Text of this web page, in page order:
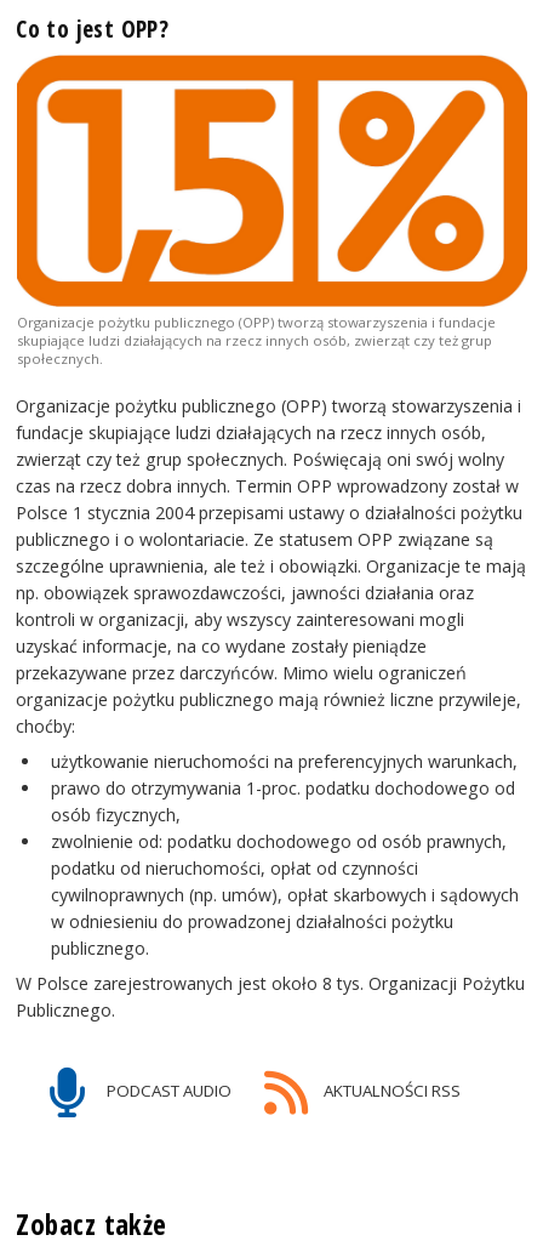
Co to jest OPP?
Organizacje pożytku publicznego (OPP) tworzą stowarzyszenia i fundacje
skupiające ludzi działających na rzecz innych osób, zwierząt czy też grup
społecznych.
Organizacje pożytku publicznego (OPP) tworzą stowarzyszenia i
fundacje skupiające ludzi działających na rzecz innych osób,
zwierząt czy też grup społecznych. Poświęcają oni swój wolny
czas na rzecz dobra innych. Termin OPP wprowadzony został w
Polsce 1 stycznia 2004 przepisami ustawy o działalności pożytku
publicznego i o wolontariacie. Ze statusem OPP związane są
szczególne uprawnienia, ale też i obowiązki. Organizacje te mają
np. obowiązek sprawozdawczości, jawności działania oraz
kontroli w organizacji, aby wszyscy zainteresowani mogli
uzyskać informacje, na co wydane zostały pieniądze
przekazywane przez darczyńców. Mimo wielu ograniczeń
organizacje pożytku publicznego mają również liczne przywileje,
choćby:
użytkowanie nieruchomości na preferencyjnych warunkach,
prawo do otrzymywania 1-proc. podatku dochodowego od
osób fizycznych,
zwolnienie od: podatku dochodowego od osób prawnych,
podatku od nieruchomości, opłat od czynności
cywilnoprawnych (np. umów), opłat skarbowych i sądowych
w odniesieniu do prowadzonej działalności pożytku
publicznego.
W Polsce zarejestrowanych jest około 8 tys. Organizacji Pożytku
Publicznego.
PODCAST AUDIO AKTUALNOŚCI RSS
Zobacz także